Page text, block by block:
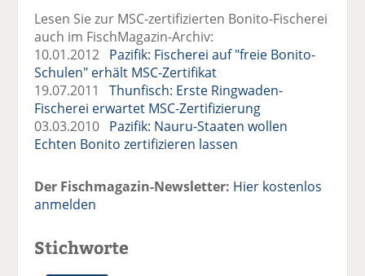
Lesen Sie zur MSC-zertifizierten Bonito-Fischerei
auch im FischMagazin-Archiv:
10.01.2012 Pazifik: Fischerei auf "freie Bonito-
Schulen" erhält MSC-Zertifikat
19.07.2011Thunfisch: Erste Ringwaden-
Fischerei erwartet MSC-Zertifizierung
03.03.2010 Pazifik: Nauru-Staaten wollen
Echten Bonito zertifizieren lassen
Der Fischmagazin-Newsletter: Hier kostenlos
anmelden
Stichworte